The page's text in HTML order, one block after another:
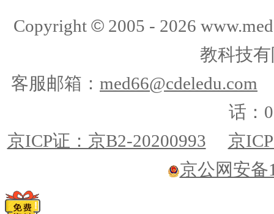
Copyright ©2005 - 2026
教科技
客服邮箱： med66@cdeledu.com
话：
京ICP证：京B2-20200993
京
京公网安备